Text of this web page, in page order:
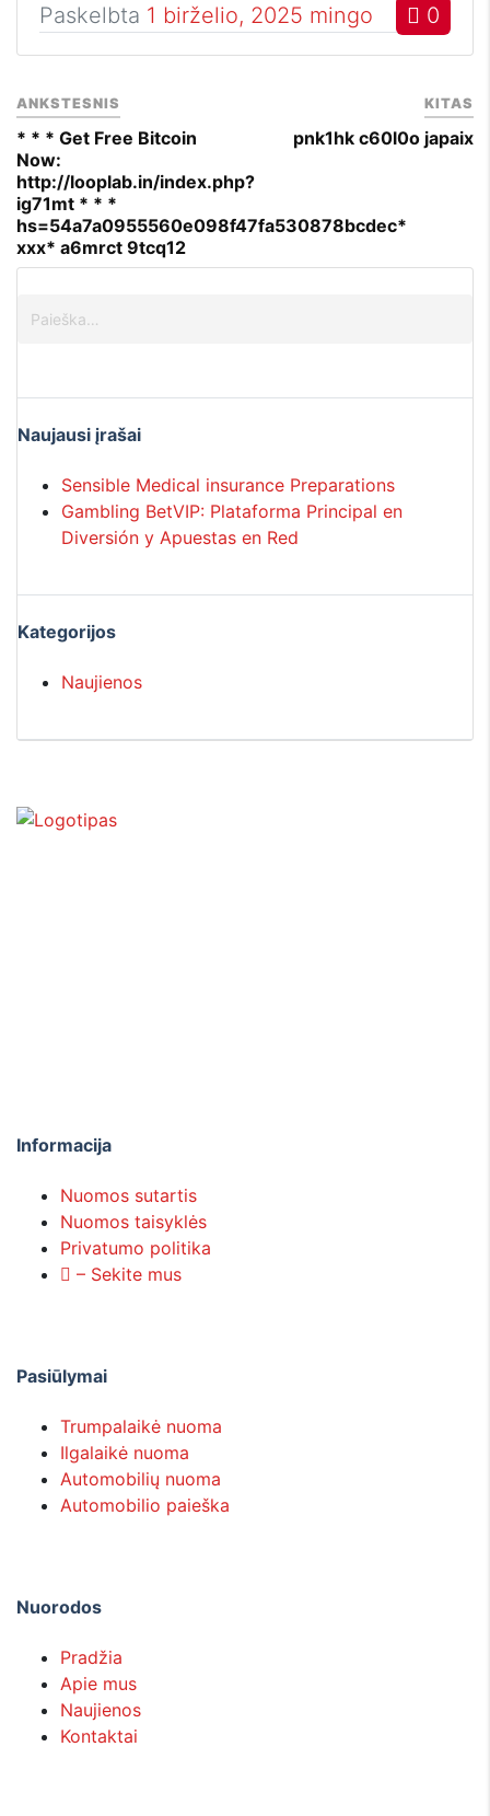
Paskelbta 1 birželio, 2025 mingo 0
ANKSTESNIS
* * * Get Free Bitcoin
Now:
http://looplab.in/index.php?
ig71mt * * *
hs=54a7a0955560e098f47fa530878bcdec*
ххх* a6mrct 9tcq12
KITAS
pnk1hk c60l0o japaix
Naujausi įrašai
Sensible Medical insurance Preparations
Gambling BetVIP: Plataforma Principal en
Diversión y Apuestas en Red
Kategorijos
Naujienos
Informacija
Nuomos sutartis
Nuomos taisyklės
Privatumo politika
– Sekite mus
Pasiūlymai
Trumpalaikė nuoma
Ilgalaikė nuoma
Automobilių nuoma
Automobilio paieška
Nuorodos
Pradžia
Apie mus
Naujienos
Kontaktai